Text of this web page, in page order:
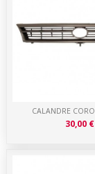
CALANDRE
30,00 €